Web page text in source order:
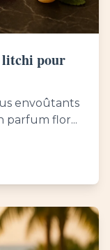
litchi pour
envoûtants
parfum flor...